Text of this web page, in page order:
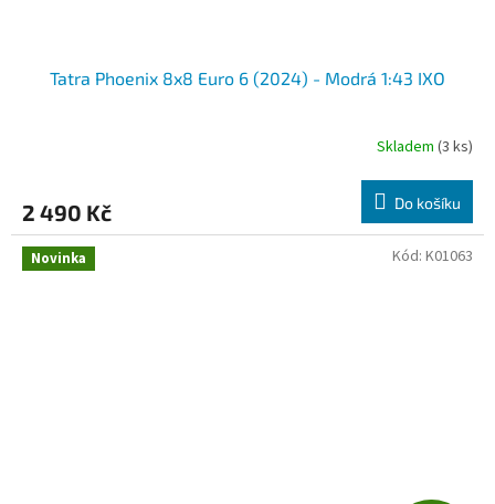
Tatra Phoenix 8x8 Euro 6 (2024) - Modrá 1:43 IXO
Skladem (3 ks)
2 490 Kč Do košíku
Novinka Kód: K01063